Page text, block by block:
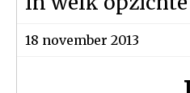
18 november 2013